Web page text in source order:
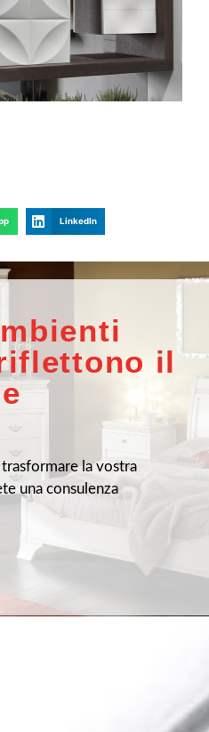
LinkedIn
il
la vostra
una consulenza